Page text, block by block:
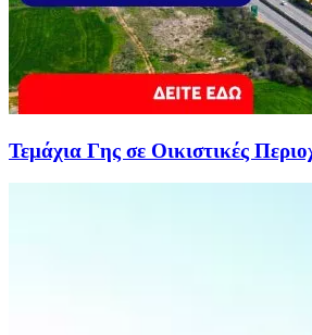
Τεμάχια Γης σε Οικιστικές